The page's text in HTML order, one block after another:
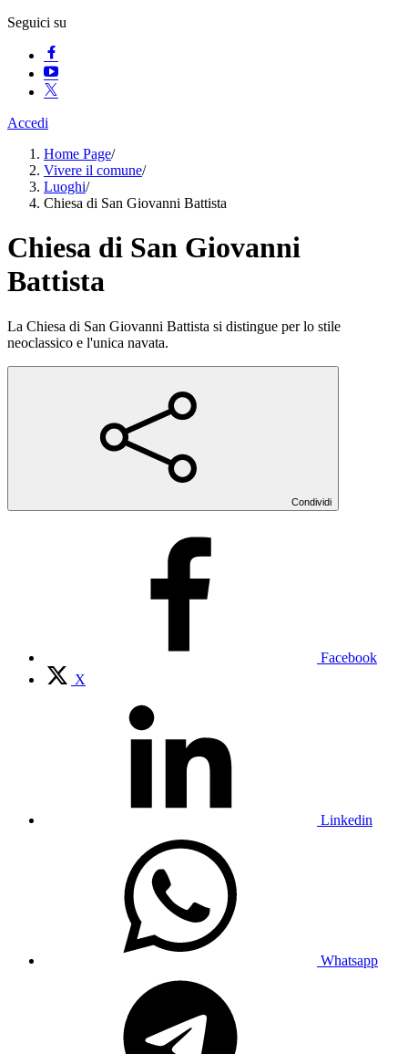
Seguici su
Accedi
Home Page/
Vivere il comune/
Luoghi/
Chiesa di San Giovanni Battista
Chiesa di San Giovanni
Battista
La Chiesa di San Giovanni Battista si distingue per lo stile
neoclassico e l'unica navata.
Condividi
Facebook
X
Linkedin
Whatsapp